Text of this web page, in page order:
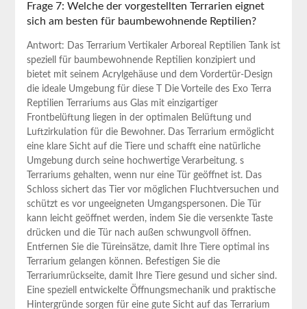
Frage 7: Welche der vorgestellten Terrarien eignet
sich am besten für baumbewohnende Reptilien?
Antwort: Das Terrarium Vertikaler Arboreal Reptilien Tank ist
speziell für baumbewohnende Reptilien konzipiert und
bietet mit seinem Acrylgehäuse und dem Vordertür-Design
die ideale Umgebung für diese T Die Vorteile des Exo Terra
Reptilien Terrariums aus Glas mit einzigartiger
Frontbelüftung liegen in der optimalen Belüftung und
Luftzirkulation für die Bewohner. Das Terrarium ermöglicht
eine klare Sicht auf die Tiere und schafft eine natürliche
Umgebung durch seine hochwertige Verarbeitung. s
Terrariums gehalten, wenn nur eine Tür geöffnet ist. Das
Schloss sichert das Tier vor möglichen Fluchtversuchen und
schützt es vor ungeeigneten Umgangspersonen. Die Tür
kann leicht geöffnet werden, indem Sie die versenkte Taste
drücken und die Tür nach außen schwungvoll öffnen.
Entfernen Sie die Türeinsätze, damit Ihre Tiere optimal ins
Terrarium gelangen können. Befestigen Sie die
Terrariumrückseite, damit Ihre Tiere gesund und sicher sind.
Eine speziell entwickelte Öffnungsmechanik und praktische
Hintergründe sorgen für eine gute Sicht auf das Terrarium